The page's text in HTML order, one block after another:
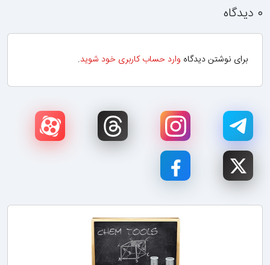
۰ دیدگاه
برای نوشتن دیدگاه وارد حساب کاربری خود شوید.